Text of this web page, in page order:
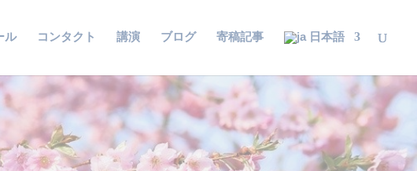
ル コンタクト 講演 ブログ 寄稿記事 日本語